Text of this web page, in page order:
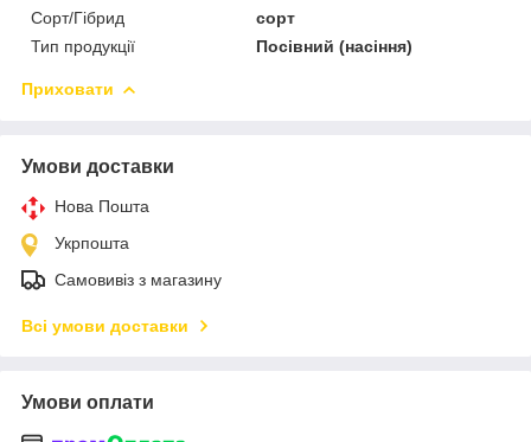
Сорт/Гібрид
сорт
Тип продукції
Посівний (насіння)
Приховати
Умови доставки
Нова Пошта
Укрпошта
Самовивіз з магазину
Всі умови доставки
Умови оплати